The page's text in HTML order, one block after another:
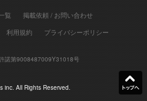
覧
掲載依頼 / お問い合わせ
利用規約 プライバシーポリシー
諾第9008487009Y31018号
inc. All Rights Reserved.